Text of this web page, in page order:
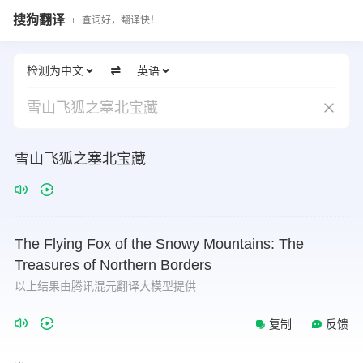
搜狗翻译 查词好，翻译快！
检测为中文 英语
雪山飞狐之塞北宝藏
雪山飞狐之塞北宝藏
The Flying Fox of the Snowy Mountains: The
Treasures of Northern Borders
以上结果由腾讯混元翻译大模型提供
复制 反馈